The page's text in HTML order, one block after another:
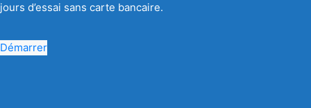
jours d’essai sans carte bancaire.
Démarrer